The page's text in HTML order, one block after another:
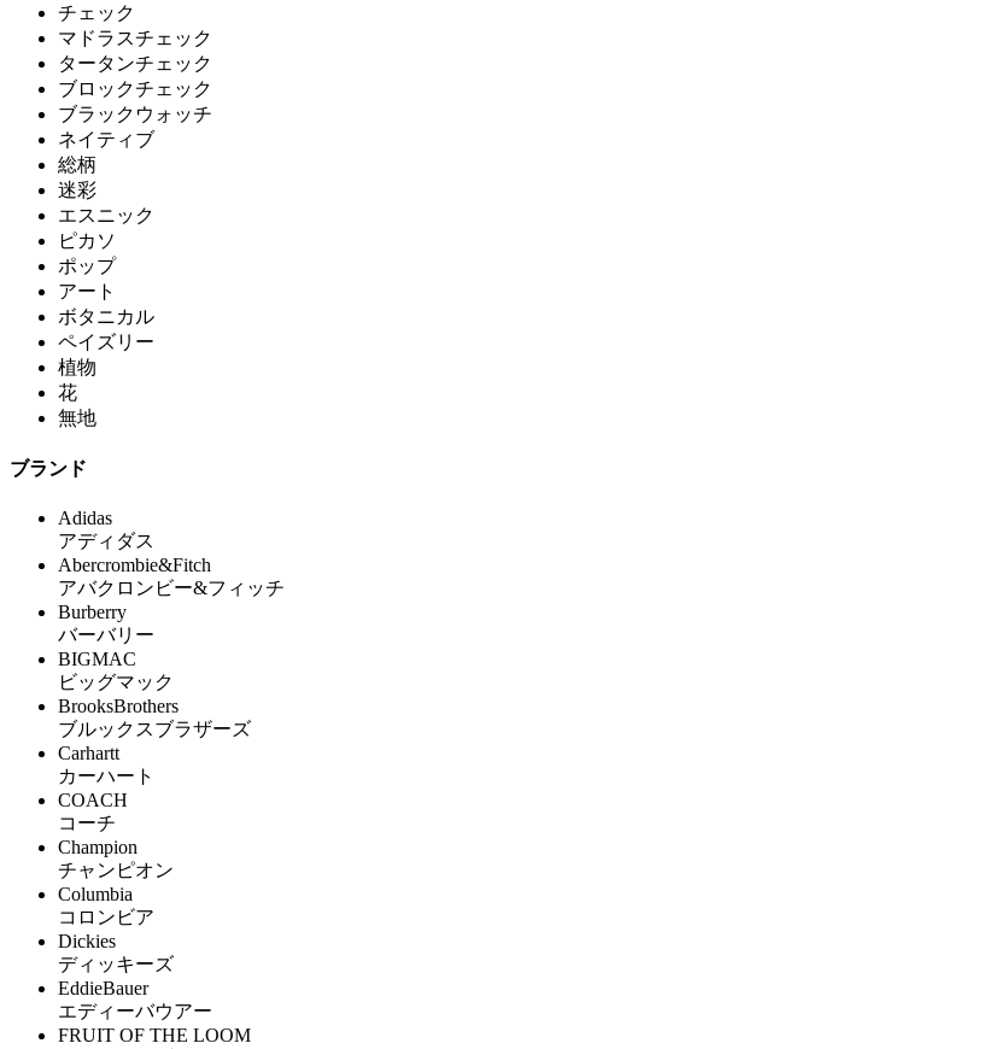
チェック
マドラスチェック
タータンチェック
ブロックチェック
ブラックウォッチ
ネイティブ
総柄
迷彩
エスニック
ピカソ
ポップ
アート
ボタニカル
ペイズリー
植物
花
無地
ブランド
Adidas
アディダス
Abercrombie&Fitch
アバクロンビー&フィッチ
Burberry
バーバリー
BIGMAC
ビッグマック
BrooksBrothers
ブルックスブラザーズ
Carhartt
カーハート
COACH
コーチ
Champion
チャンピオン
Columbia
コロンビア
Dickies
ディッキーズ
EddieBauer
エディーバウアー
FRUIT OF THE LOOM